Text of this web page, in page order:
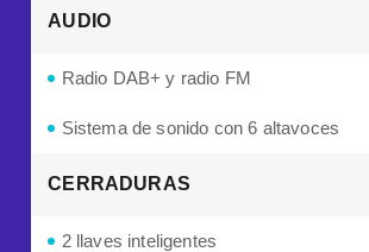
AUDIO
Radio DAB+ y radio FM
Sistema de sonido con 6 altavoces
CERRADURAS
2 llaves inteligentes